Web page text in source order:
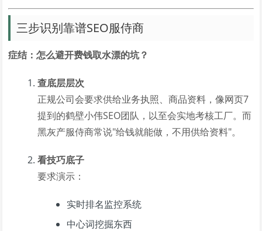
三步识别靠谱SEO服侍商
症结：怎么避开费钱取水漂的坑？
查底层层次
正规公司会要求供给业务执照、商品资料，像网页7
提到的鹤壁小伟SEO团队，以至会实地考核工厂。而
黑灰产服侍商常说"给钱就能做，不用供给资料"。
看技巧底子
要求演示：
实时排名监控系统
中心词挖掘东西